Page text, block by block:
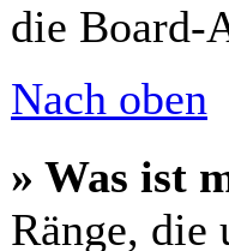
die Board-
Nach oben
» Was ist
Ränge, die